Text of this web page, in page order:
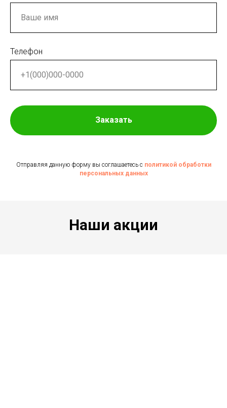
Телефон
Заказать
Отправляя данную форму вы соглашаетесь с политикой обработки
персональных данных
Наши акции